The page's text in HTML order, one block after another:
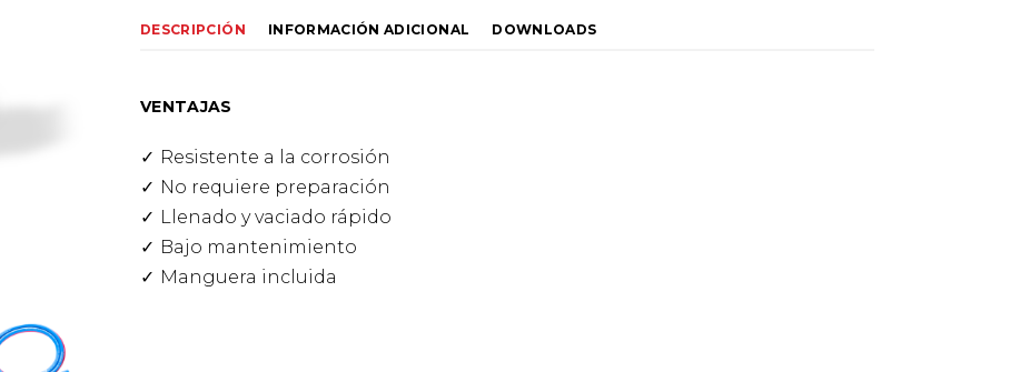
DESCRIPCIÓN INFORMACIÓN ADICIONAL DOWNLOADS
VENTAJAS
Resistente a la corrosión
No requiere preparación
Llenado y vaciado rápido
Bajo mantenimiento
Manguera incluida